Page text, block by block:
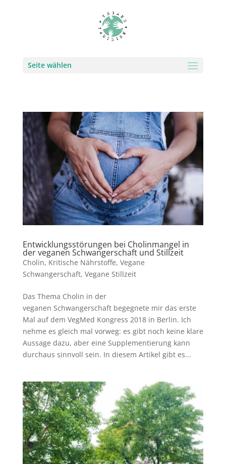
Seite wählen
Entwicklungsstörungen bei Cholinmangel in
der veganen Schwangerschaft und Stillzeit
Cholin, Kritische Nährstoffe, Vegane
Schwangerschaft, Vegane Stillzeit
Das Thema Cholin in der
veganen Schwangerschaft begegnete mir das erste
Mal auf dem VegMed Kongress 2018 in Berlin. Ich
nehme es gleich mal vorweg: es gibt noch keine klare
Aussage dazu, aber eine Supplementierung kann
durchaus sinnvoll sein. In diesem Artikel gibt es...